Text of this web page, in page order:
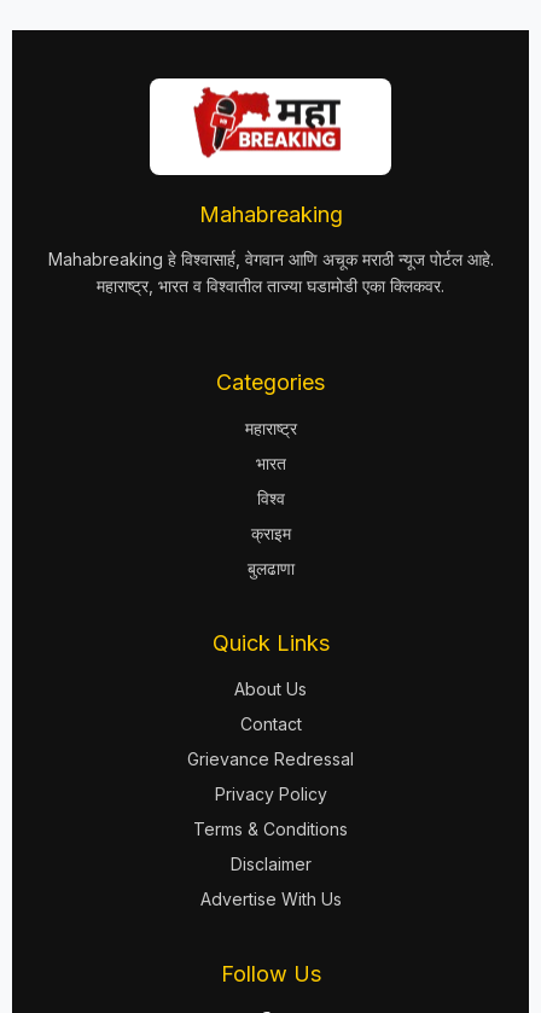
Mahabreaking
Mahabreaking हे विश्वासार्ह, वेगवान आणि अचूक मराठी न्यूज पोर्टल आहे.
महाराष्ट्र, भारत व विश्वातील ताज्या घडामोडी एका क्लिकवर.
Categories
महाराष्ट्र
भारत
विश्व
क्राइम
बुलढाणा
Quick Links
About Us
Contact
Grievance Redressal
Privacy Policy
Terms & Conditions
Disclaimer
Advertise With Us
Follow Us